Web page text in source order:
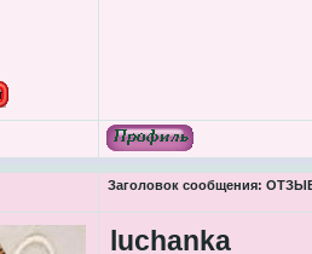
Заголовок сообщения:
luchanka